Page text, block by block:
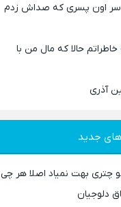
سر اون پسری که صداش زدم
حالا که مال من با
آذری
جدید
چتری بهت نمیاد اصلا هر چی
دلوجیان